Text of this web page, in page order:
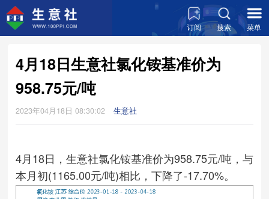
订阅 搜索 菜单
4月18日生意社氯化铵基准价为
958.75元/吨
2023年04月18日 08:30:02 生意社
4月18日，生意社氯化铵基准价为958.75元/吨，与
本月初(1165.00元/吨)相比，下降了-17.70%。